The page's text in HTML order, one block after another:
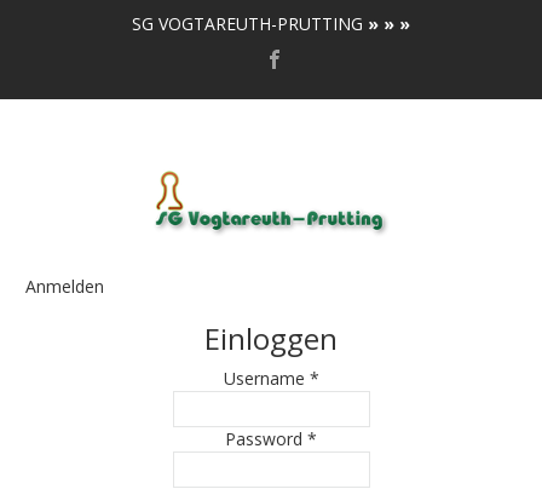
SG VOGTAREUTH-PRUTTING » » »
Anmelden
Einloggen
Username *
Password *